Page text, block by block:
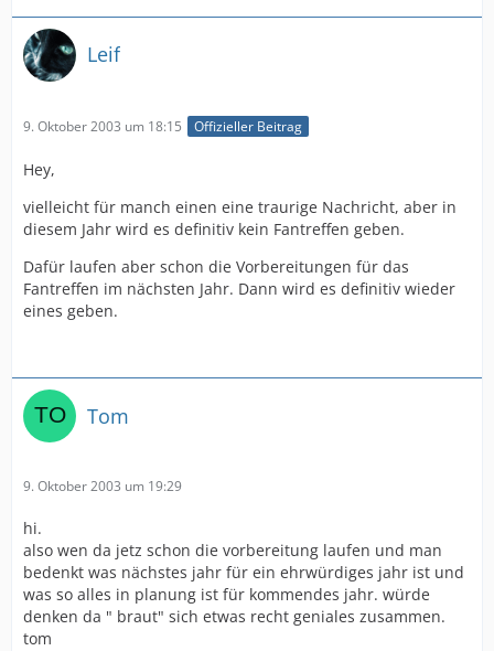
Leif
9. Oktober 2003 um 18:15 Offizieller Beitrag
Hey,
vielleicht für manch einen eine traurige Nachricht, aber in
diesem Jahr wird es definitiv kein Fantreffen geben.
Dafür laufen aber schon die Vorbereitungen für das
Fantreffen im nächsten Jahr. Dann wird es definitiv wieder
eines geben.
Tom
9. Oktober 2003 um 19:29
hi.
also wen da jetz schon die vorbereitung laufen und man
bedenkt was nächstes jahr für ein ehrwürdiges jahr ist und
was so alles in planung ist für kommendes jahr. würde
denken da " braut" sich etwas recht geniales zusammen.
tom